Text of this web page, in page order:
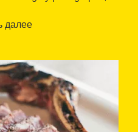
también destacan su
далее